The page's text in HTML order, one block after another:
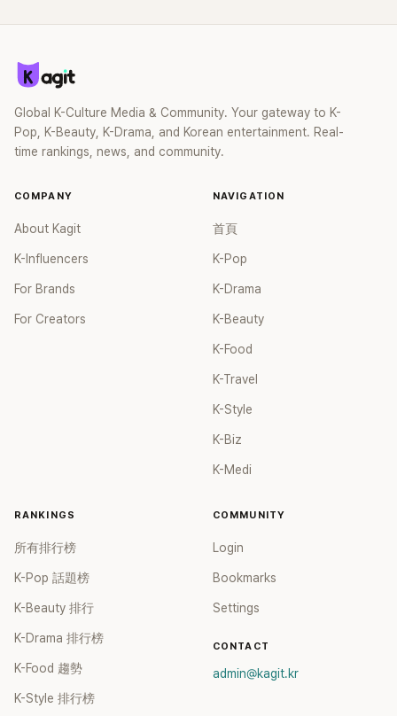
Global K-Culture Media & Community. Your gateway to K-
Pop, K-Beauty, K-Drama, and Korean entertainment. Real-
time rankings, news, and community.
COMPANY
About Kagit
K-Influencers
For Brands
For Creators
NAVIGATION
首頁
K-Pop
K-Drama
K-Beauty
K-Food
K-Travel
K-Style
K-Biz
K-Medi
RANKINGS
所有排行榜
K-Pop 話題榜
K-Beauty 排行
K-Drama 排行榜
K-Food 趨勢
K-Style 排行榜
COMMUNITY
Login
Bookmarks
Settings
CONTACT
admin@kagit.kr